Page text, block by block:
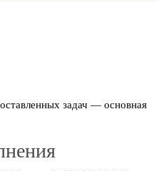
задач — основная